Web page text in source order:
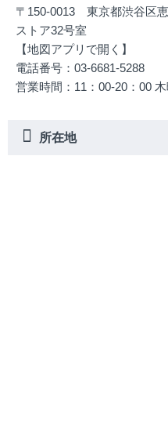
〒150-0013 東京都渋谷区
ストア32号室
【地図アプリで開く】
電話番号：03-6681-5288
営業時間：11：00-20：00
所在地